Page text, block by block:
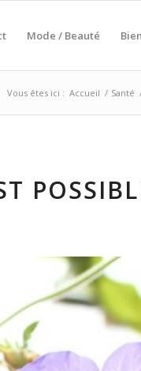
Mode / Beauté
Vous êtes ici : Accueil / Santé